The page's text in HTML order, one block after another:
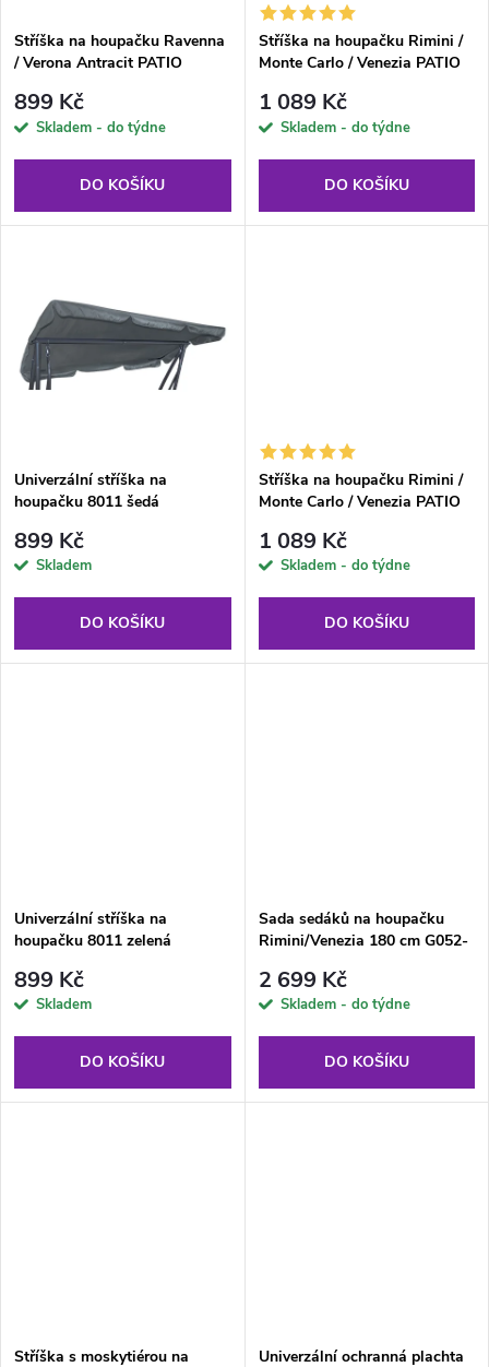
p
r
o
d
k
t
s
p
r
k
ů
Stříška na houpačku Ravenna
/ Verona Antracit PATIO
899 Kč
Skladem - do týdne
DO KOŠÍKU
Stříška na houpačku Rimini /
Monte Carlo / Venezia PATIO
1 089 Kč
Skladem - do týdne
DO KOŠÍKU
Univerzální stříška na
houpačku 8011 šedá
899 Kč
Skladem
DO KOŠÍKU
Stříška na houpačku Rimini /
Monte Carlo / Venezia PATIO
1 089 Kč
Skladem - do týdne
DO KOŠÍKU
Univerzální stříška na
houpačku 8011 zelená
899 Kč
Skladem
DO KOŠÍKU
Sada sedáků na houpačku
Rimini/Venezia 180 cm G052-
2 699 Kč
Skladem - do týdne
DO KOŠÍKU
Stříška s moskytiérou na
Univerzální ochranná plachta